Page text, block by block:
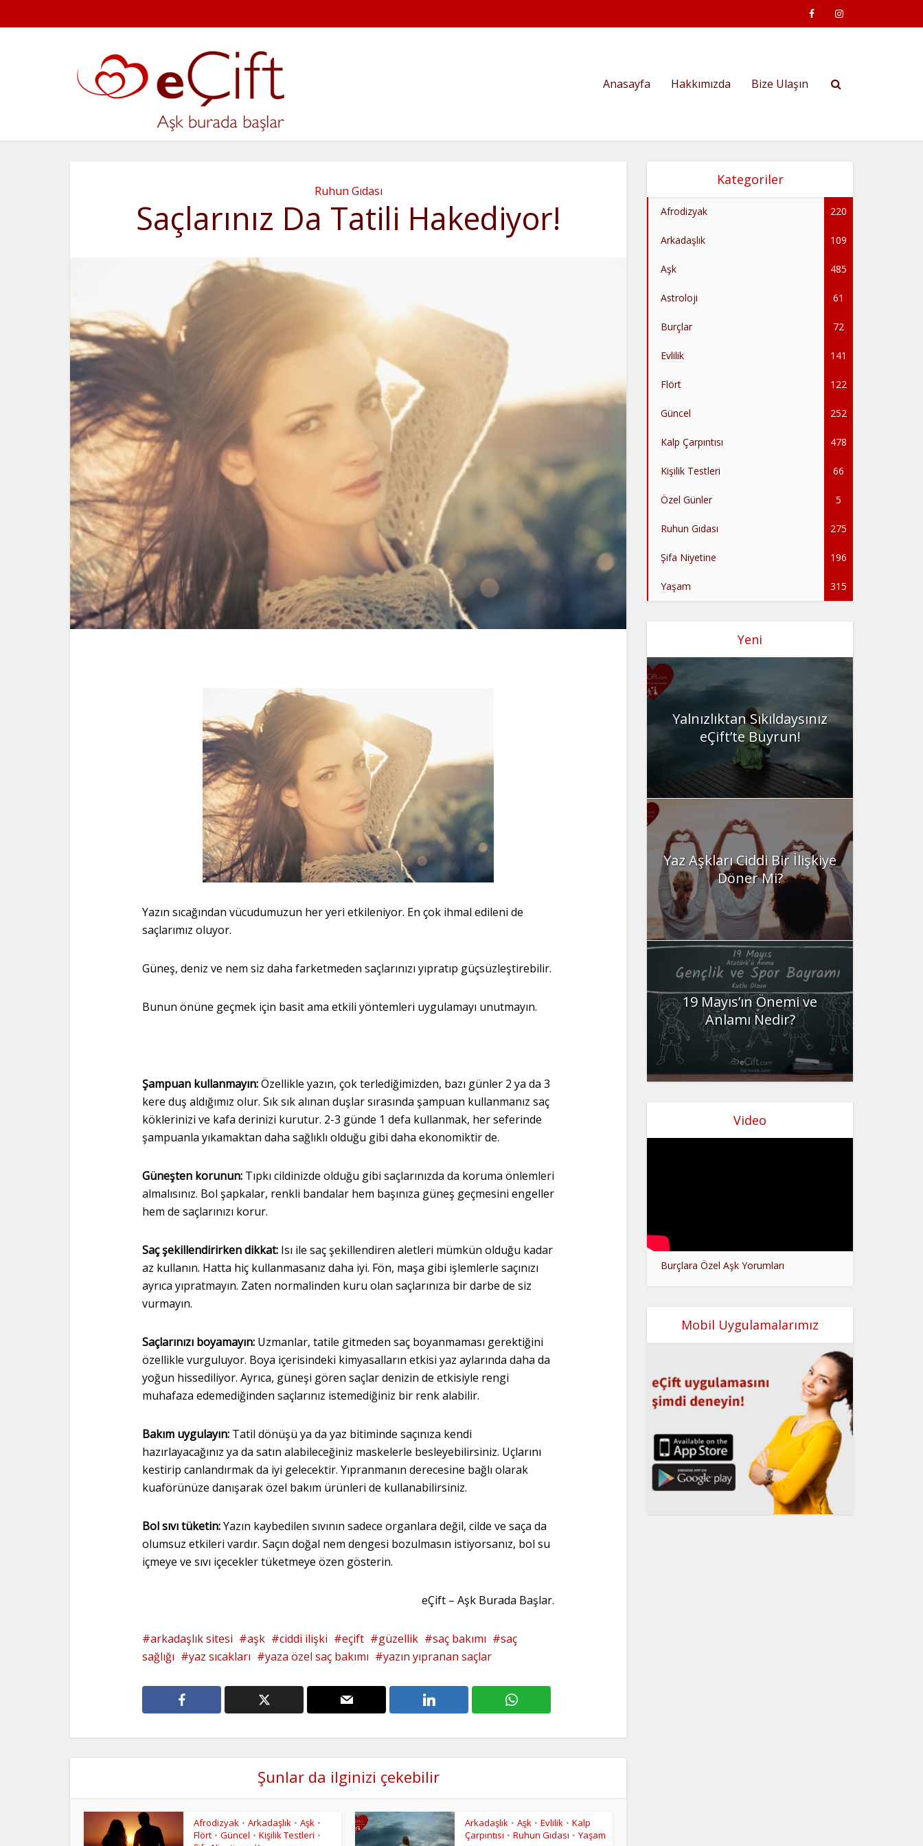
Anasayfa Hakkımızda Bize Ulaşın
Ruhun Gıdası
Saçlarınız Da Tatili Hakediyor!
Yazın sıcağından vücudumuzun her yeri etkileniyor. En çok ihmal edileni de
saçlarımız oluyor.
Güneş, deniz ve nem siz daha farketmeden saçlarınızı yıpratıp güçsüzleştirebilir.
Bunun önüne geçmek için basit ama etkili yöntemleri uygulamayı unutmayın.
Şampuan kullanmayın:Özellikle yazın, çok terlediğimizden, bazı günler 2 ya da 3
kere duş aldığımız olur. Sık sık alınan duşlar sırasında şampuan kullanmanız saç
köklerinizi ve kafa derinizi kurutur. 2-3 günde 1 defa kullanmak, her seferinde
şampuanla yıkamaktan daha sağlıklı olduğu gibi daha ekonomiktir de.
Güneşten korunun: Tıpkı cildinizde olduğu gibi saçlarınızda da koruma önlemleri
almalısınız. Bol şapkalar, renkli bandalar hem başınıza güneş geçmesini engeller
hem de saçlarınızı korur.
Saç şekillendirirken dikkat: Isı ile saç şekillendiren aletleri mümkün olduğu kadar
az kullanın. Hatta hiç kullanmasanız daha iyi. Fön, maşa gibi işlemlerle saçınızı
ayrıca yıpratmayın. Zaten normalinden kuru olan saçlarınıza bir darbe de siz
vurmayın.
Saçlarınızı boyamayın: Uzmanlar, tatile gitmeden saç boyanmaması gerektiğini
özellikle vurguluyor. Boya içerisindeki kimyasalların etkisi yaz aylarında daha da
yoğun hissediliyor. Ayrıca, güneşi gören saçlar denizin de etkisiyle rengi
muhafaza edemediğinden saçlarınız istemediğiniz bir renk alabilir.
Bakım uygulayın: Tatil dönüşü ya da yaz bitiminde saçınıza kendi
hazırlayacağınız ya da satın alabileceğiniz maskelerle besleyebilirsiniz. Uçlarını
kestirip canlandırmak da iyi gelecektir. Yıpranmanın derecesine bağlı olarak
kuaförünüze danışarak özel bakım ürünleri de kullanabilirsiniz.
Bol sıvı tüketin:Yazın kaybedilen sıvının sadece organlara değil, cilde ve saça da
olumsuz etkileri vardır. Saçın doğal nem dengesi bozulmasın istiyorsanız, bol su
içmeye ve sıvı içecekler tüketmeye özen gösterin.
eÇift – Aşk Burada Başlar.
arkadaşlık sitesi aşk ciddi ilişki eçift güzellik saç bakımı
saç
sağlığı
yaz sıcakları yaza özel saç bakımı yazın yıpranan saçlar
Şunlar da ilginizi çekebilir
Afrodizyak • Arkadaşlık • Aşk •
Flört • Güncel • Kişilik Testleri •
Arkadaşlık • Aşk • Evlilik • Kalp
Çarpıntısı • Ruhun Gıdası • Yaşam
Kategoriler
Afrodizyak 220
Arkadaşlık 109
Aşk 485
Astroloji 61
Burçlar 72
Evlilik 141
Flört 122
Güncel 252
Kalp Çarpıntısı 478
Kişilik Testleri 66
Özel Günler 5
Ruhun Gıdası 275
Şifa Niyetine 196
Yaşam 315
Yeni
Yalnızlıktan Sıkıldaysınız
eÇift’te Buyrun!
Yaz Aşkları Ciddi Bir İlişkiye
Döner Mi?
19 Mayıs’ın Önemi ve
Anlamı Nedir?
Video
Burçlara Özel Aşk Yorumları
Mobil Uygulamalarımız